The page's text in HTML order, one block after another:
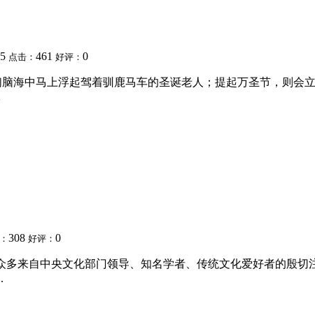
点击： 461 好评： 0
海中马上浮起驾着驯鹿马车的圣诞老人；提起万圣节，则会
308 好评： 0
来自中央文化部门领导、知名学者、传统文化爱好者的殷切